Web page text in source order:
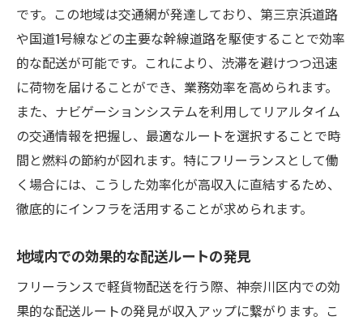
です。この地域は交通網が発達しており、第三京浜道路
や国道1号線などの主要な幹線道路を駆使することで効率
的な配送が可能です。これにより、渋滞を避けつつ迅速
に荷物を届けることができ、業務効率を高められます。
また、ナビゲーションシステムを利用してリアルタイム
の交通情報を把握し、最適なルートを選択することで時
間と燃料の節約が図れます。特にフリーランスとして働
く場合には、こうした効率化が高収入に直結するため、
徹底的にインフラを活用することが求められます。
地域内での効果的な配送ルートの発見
フリーランスで軽貨物配送を行う際、神奈川区内での効
果的な配送ルートの発見が収入アップに繋がります。こ